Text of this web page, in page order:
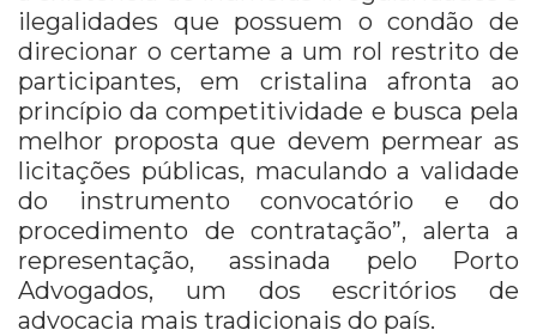
ilegalidades que possuem o condão de
direcionar o certame a um rol restrito de
participantes, em cristalina afronta ao
princípio da competitividade e busca pela
melhor proposta que devem permear as
licitações públicas, maculando a validade
do instrumento convocatório e do
procedimento de contratação”, alerta a
representação, assinada pelo Porto
Advogados, um dos escritórios de
advocacia mais tradicionais do país.